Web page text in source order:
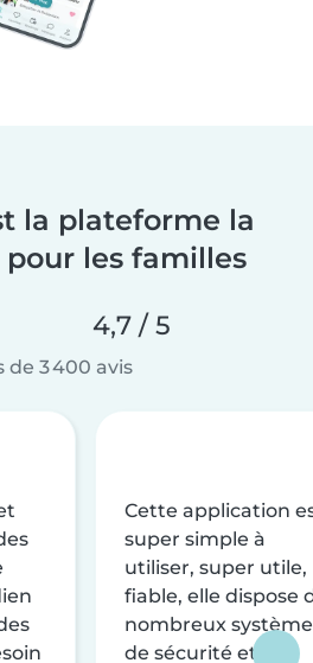
la plateforme la
les familles
4,7 / 5
de 3 400 avis
Cette application
super simple à
utiliser, super utile,
fiable, elle dispose
nombreux
de sécurité et de